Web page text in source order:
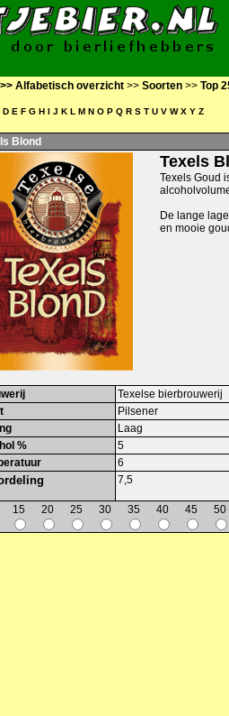
Alfabetisch overzicht >> Soorten >> Top
D E F G H I J K L M N O P Q R S T U V W X Y Z
Blond
Texels
Texels Goud
De lange
en mooie
Texelse bierbrouwerij
Pilsener
Laag
%
5
6
7,5
15 20 25 30 35 40 45 50